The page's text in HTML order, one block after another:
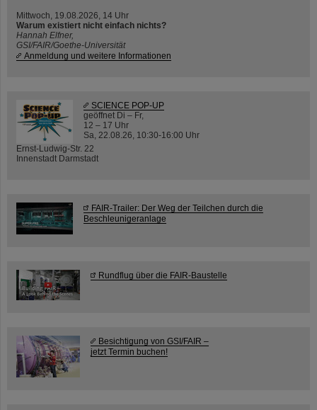
Mittwoch, 19.08.2026, 14 Uhr
Warum existiert nicht einfach nichts?
Hannah Elfner,
GSI/FAIR/Goethe-Universität
Anmeldung und weitere Informationen
SCIENCE POP-UP
geöffnet Di – Fr,
12 – 17 Uhr
Sa, 22.08.26, 10:30-16:00 Uhr
Ernst-Ludwig-Str. 22
Innenstadt Darmstadt
FAIR-Trailer: Der Weg der Teilchen durch die
Beschleunigeranlage
Rundflug über die FAIR-Baustelle
Besichtigung von GSI/FAIR –
jetzt Termin buchen!